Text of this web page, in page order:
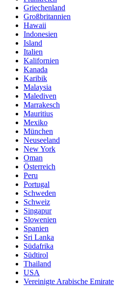
Griechenland
Großbritannien
Hawaii
Indonesien
Island
Italien
Kalifornien
Kanada
Karibik
Malaysia
Malediven
Marrakesch
Mauritius
Mexiko
München
Neuseeland
New York
Oman
Österreich
Peru
Portugal
Schweden
Schweiz
Singapur
Slowenien
Spanien
Sri Lanka
Südafrika
Südtirol
Thailand
USA
Vereinigte Arabische Emirate